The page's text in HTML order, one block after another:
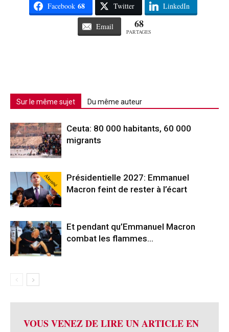
Facebook 68 Twitter LinkedIn
Email 68
PARTAGES
Sur le même sujet Du même auteur
Ceuta: 80 000 habitants, 60 000
migrants
Abonné
Présidentielle 2027: Emmanuel
Macron feint de rester à l’écart
Et pendant qu’Emmanuel Macron
combat les flammes…
VOUS VENEZ DE LIRE UN ARTICLE EN